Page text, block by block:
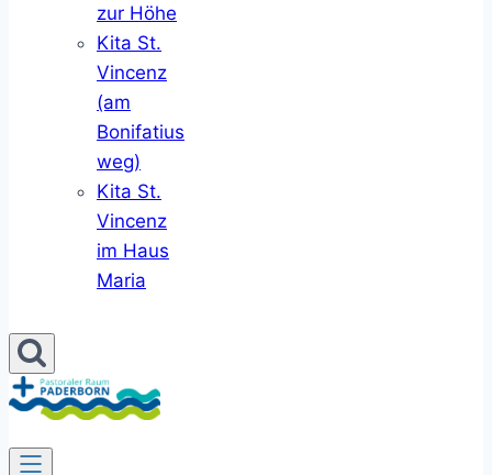
zur Höhe
Kita St.
Vincenz
(am
Bonifatius
weg)
Kita St.
Vincenz
im Haus
Maria